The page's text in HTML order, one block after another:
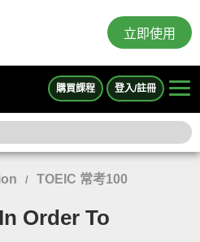
立即使用
購買課程 登入/註冊
/ TOEIC 常考100
Order To